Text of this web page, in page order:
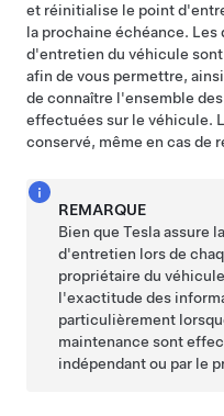
et réinitialise le point
la prochaine échéance.
d'entretien du véhicule
afin de vous permettre,
de connaître l'ensemble
effectuées sur le véhicule.
conservé, même en cas de
REMARQUE
Bien que Tesla assure
d'entretien lors de
propriétaire du
l'exactitude des
particulièrement
maintenance sont
indépendant ou par le